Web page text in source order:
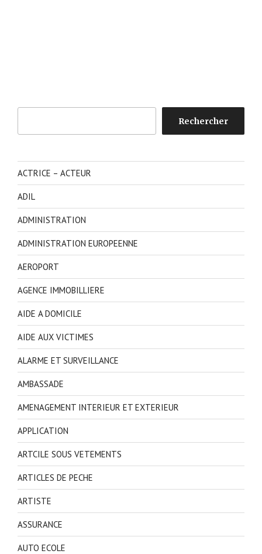
Rechercher
ACTRICE – ACTEUR
ADIL
ADMINISTRATION
ADMINISTRATION EUROPEENNE
AEROPORT
AGENCE IMMOBILLIERE
AIDE A DOMICILE
AIDE AUX VICTIMES
ALARME ET SURVEILLANCE
AMBASSADE
AMENAGEMENT INTERIEUR ET EXTERIEUR
APPLICATION
ARTCILE SOUS VETEMENTS
ARTICLES DE PECHE
ARTISTE
ASSURANCE
AUTO ECOLE